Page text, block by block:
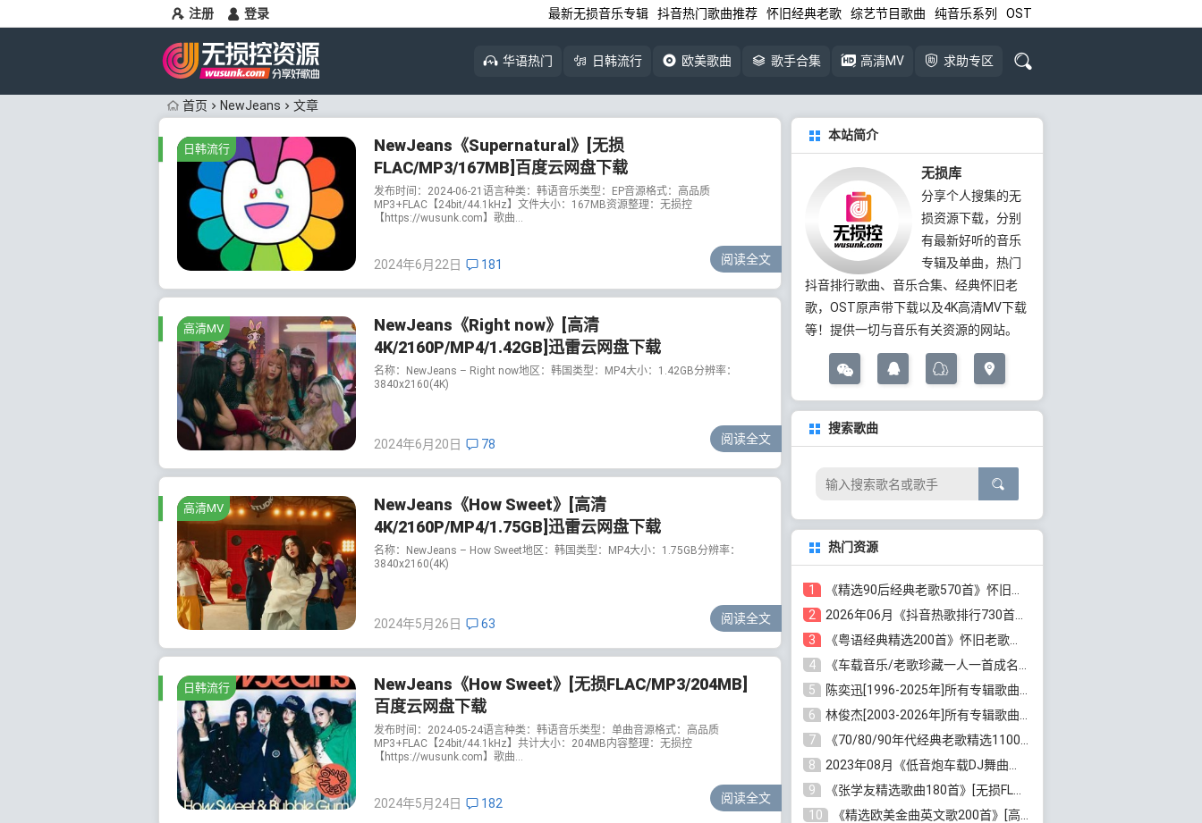
注册 登录 最新无损音乐专辑 抖音热门歌曲推荐 怀旧经典老歌 综艺节目歌曲 纯音乐系列 OST
华语热门 日韩流行 欧美歌曲 歌手合集 高清MV 求助专区
首页 NewJeans 文章
日韩流行
NewJeans《Supernatural》[无损
FLAC/MP3/167MB]百度云网盘下载
发布时间：2024-06-21语言种类：韩语音乐类型：EP音源格式：高品质
MP3+FLAC【24bit/44.1kHz】文件大小：167MB资源整理：无损控
【https://wusunk.com】歌曲...
2024年6月22日 181 阅读全文
高清MV
NewJeans《Right now》[高清
4K/2160P/MP4/1.42GB]迅雷云网盘下载
名称：NewJeans – Right now地区：韩国类型：MP4大小：1.42GB分辨率：
3840x2160(4K)
2024年6月20日 78 阅读全文
高清MV
NewJeans《How Sweet》[高清
4K/2160P/MP4/1.75GB]迅雷云网盘下载
名称：NewJeans – How Sweet地区：韩国类型：MP4大小：1.75GB分辨率：
3840x2160(4K)
2024年5月26日 63 阅读全文
日韩流行
NewJeans《How Sweet》[无损FLAC/MP3/204MB]
百度云网盘下载
发布时间：2024-05-24语言种类：韩语音乐类型：单曲音源格式：高品质
MP3+FLAC【24bit/44.1kHz】共计大小：204MB内容整理：无损控
【https://wusunk.com】歌曲...
2024年5月24日 182 阅读全文
本站简介
无损库
分享个人搜集的无
损资源下载，分别
有最新好听的音乐
专辑及单曲，热门
抖音排行歌曲、音乐合集、经典怀旧老
歌，OST原声带下载以及4K高清MV下载
等！提供一切与音乐有关资源的网站。
搜索歌曲
热门资源
1
《精选90后经典老歌570首》怀旧歌曲合集[高品质MP3/320K/5.44GB]百度云网盘下载
2
2026年06月《抖音热歌排行730首》最火热门歌曲整理[高品质MP3/320K/5.35GB]百度云网盘下载
3
《粤语经典精选200首》怀旧老歌大全[无损FLAC/MP3/6.77GB]百度云网盘下载
4
《车载音乐/老歌珍藏一人一首成名曲12CD》[无损WAV分轨+MP3/6.79GB]百度云网盘下载
5
陈奕迅[1996-2025年]所有专辑歌曲合集[无损FLAC/MP3/48.18GB]百度云网盘下载
6
林俊杰[2003-2026年]所有专辑歌曲全集[无损FLAC/MP3/13.05GB]百度云网盘下载
7
《70/80/90年代经典老歌精选1100首》[高品质MP3/320K/10GB]百度云网盘下载
8
2023年08月《低音炮车载DJ舞曲排行360首》劲爆歌曲合集[高品质MP3/320K/2.86GB]百度云网盘下载
9
《张学友精选歌曲180首》[无损FLAC/MP3/6.26GB]百度云网盘下载
10
《精选欧美金曲英文歌200首》[高品质MP3/320K/1.81GB]百度云网盘下载